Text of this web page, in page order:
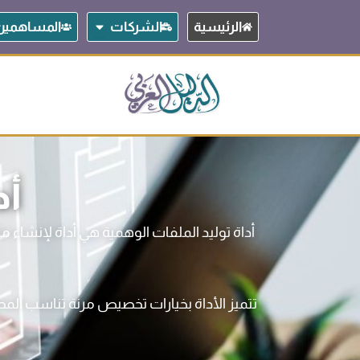
المحتوى
الرئيسية الشركات Open الشركات
أداة توليد الملفات الوهمية هي أداة
تتميز الأداة بخيارات تخصيص مرنة تناسب